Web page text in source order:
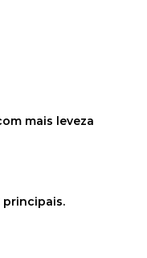
mais leveza
principais.